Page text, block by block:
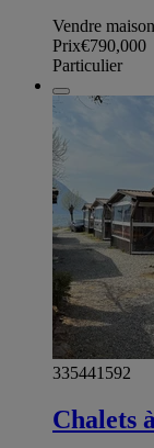
Vendre
Prix€790,000
Particulier
335441592
Chalets